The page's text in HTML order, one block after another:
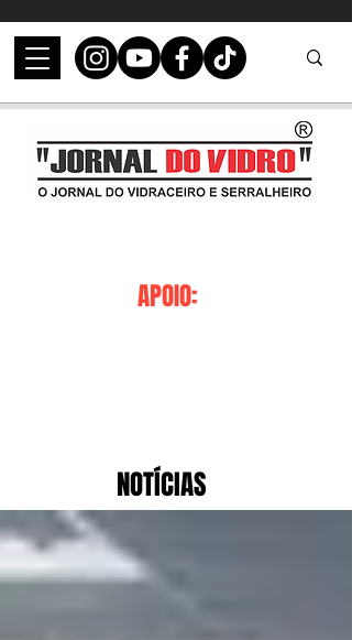
APOIO:
NOTÍCIAS